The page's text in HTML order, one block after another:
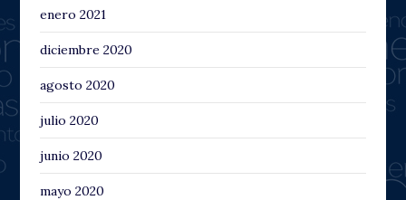
enero 2021
diciembre 2020
agosto 2020
julio 2020
junio 2020
mayo 2020